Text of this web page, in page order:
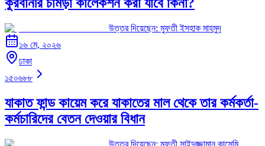
কুরবানীর চামড়া কালেকশন করা যাবে কিনা?
উত্তর দিয়েছেন: মুফতী ইসহাক মাহমুদ
১৬ মে, ২০২৬
ঢাকা
১৫০৬৮৮
যাকাত ফান্ড কায়েম করে যাকাতের মাল থেকে তার কর্মকর্তা-
কর্মচারিদের বেতন দেওয়ার বিধান
উত্তর দিয়েছেন: মুফতী সাইদুজ্জামান কাসেমি